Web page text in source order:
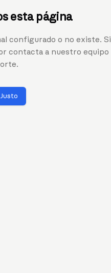
esta página
configurado o no existe. Si
contacta a nuestro equipo